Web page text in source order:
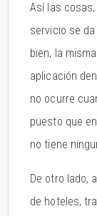
Así las
servicio se
bien, la
aplicación
no ocurre
puesto que
no tiene
De otro lado,
de hoteles,